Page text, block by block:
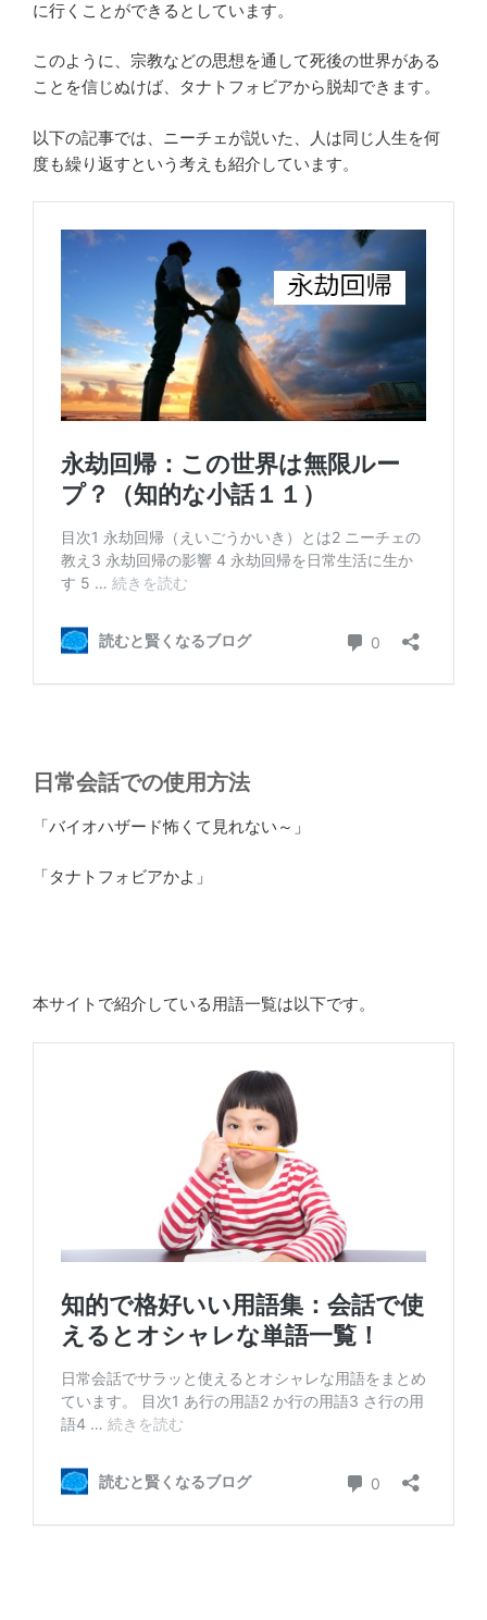
に行くことができるとしています。
このように、宗教などの思想を通して死後の世界がある
ことを信じぬけば、タナトフォビアから脱却できます。
以下の記事では、ニーチェが説いた、人は同じ人生を何
度も繰り返すという考えも紹介しています。
日常会話での使用方法
「バイオハザード怖くて見れない～」
「タナトフォビアかよ」
本サイトで紹介している用語一覧は以下です。